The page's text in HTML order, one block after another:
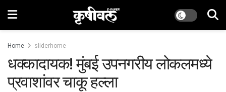
Home sliderhome
धक्कादायक! मुंबई उपनगरीय लोकलमध्ये
प्रवाशांवर चाकू हल्ला